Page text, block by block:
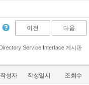
이전 다음
Service Interface 게시판
작성자 작성일시 조회수